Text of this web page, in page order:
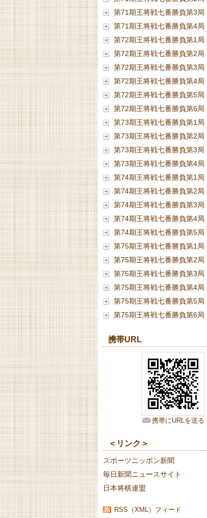
第71期王将戦七番勝負第3局
第71期王将戦七番勝負第4局
第72期王将戦七番勝負第1局
第72期王将戦七番勝負第2局
第72期王将戦七番勝負第3局
第72期王将戦七番勝負第4局
第72期王将戦七番勝負第5局
第72期王将戦七番勝負第6局
第73期王将戦七番勝負第1局
第73期王将戦七番勝負第2局
第73期王将戦七番勝負第3局
第73期王将戦七番勝負第4局
第74期王将戦七番勝負第1局
第74期王将戦七番勝負第2局
第74期王将戦七番勝負第3局
第74期王将戦七番勝負第4局
第74期王将戦七番勝負第5局
第75期王将戦七番勝負第1局
第75期王将戦七番勝負第2局
第75期王将戦七番勝負第3局
第75期王将戦七番勝負第4局
第75期王将戦七番勝負第5局
第75期王将戦七番勝負第6局
携帯URL
携帯にURLを送る
＜リンク＞
スポーツニッポン新聞
毎日新聞ニュースサイト
日本将棋連盟
RSS（XML）フィード